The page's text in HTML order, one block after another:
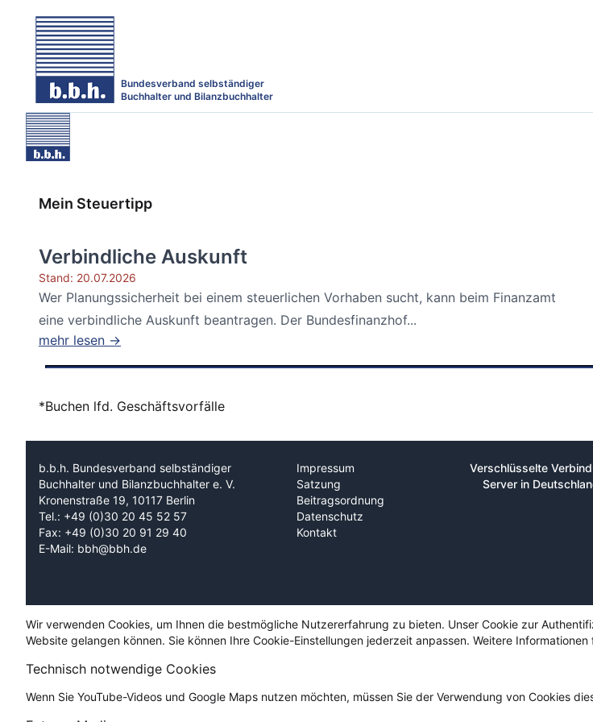
Bundesverband selbständiger
Buchhalter und Bilanzbuchhalter
Mein Steuertipp
Verbindliche Auskunft
Stand: 20.07.2026
Wer Planungssicherheit bei einem steuerlichen Vorhaben sucht, kann beim Finanzamt
eine verbindliche Auskunft beantragen. Der Bundesfinanzhof...
mehr lesen →
*Buchen lfd. Geschäftsvorfälle
b.b.h. Bundesverband selbständiger
Buchhalter und Bilanzbuchhalter e. V.
Kronenstraße 19, 10117 Berlin
Tel.: +49 (0)30 20 45 52 57
Fax: +49 (0)30 20 91 29 40
E-Mail: bbh@bbh.de
Impressum
Satzung
Beitragsordnung
Datenschutz
Kontakt
Verschlüsselte
Server in
Wir verwenden Cookies, um Ihnen die bestmögliche Nutzererfahrung zu bieten. Unser Cookie zur
Website gelangen können. Sie können Ihre Cookie-Einstellungen jederzeit anpassen. Weitere Informationen
Technisch notwendige Cookies
Wenn Sie YouTube-Videos und Google Maps nutzen möchten, müssen Sie der Verwendung von Cookies